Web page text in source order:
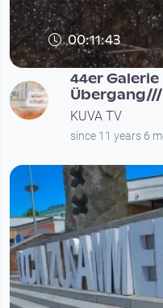
00:11:43
44er
Übergang///
KUVA TV
since 11 years 6